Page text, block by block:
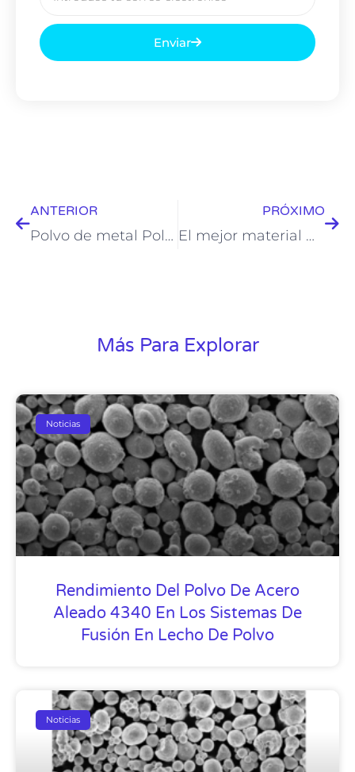
Enviar
ANTERIOR
Polvo de metal Polvos de aleación de aluminio AlSi10Mg para impresión 3D
PRÓXIMO
El mejor material metálico de biocompatibilidad: productos de tantalio
Más Para Explorar
Noticias
Rendimiento Del Polvo De Acero
Aleado 4340 En Los Sistemas De
Fusión En Lecho De Polvo
Noticias